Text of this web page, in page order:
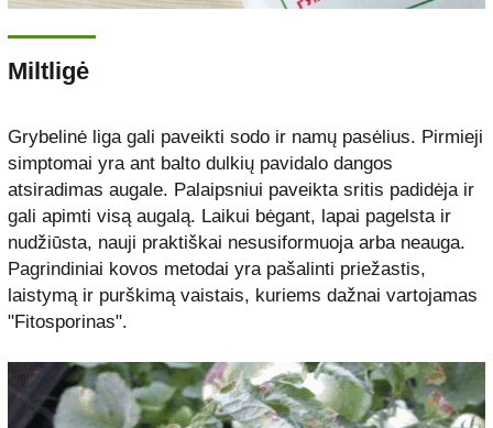
Miltligė
Grybelinė liga gali paveikti sodo ir namų pasėlius. Pirmieji
simptomai yra ant balto dulkių pavidalo dangos
atsiradimas augale. Palaipsniui paveikta sritis padidėja ir
gali apimti visą augalą. Laikui bėgant, lapai pagelsta ir
nudžiūsta, nauji praktiškai nesusiformuoja arba neauga.
Pagrindiniai kovos metodai yra pašalinti priežastis,
laistymą ir purškimą vaistais, kuriems dažnai vartojamas
"Fitosporinas".